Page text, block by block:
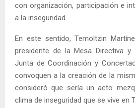
con organización, participación e
a la inseguridad.
En este sentido, Temoltzin
presidente de la Mesa Directiva
Junta de Coordinación y
convoquen a la creación de la
consideró que sería un acto
clima de inseguridad que se vive en